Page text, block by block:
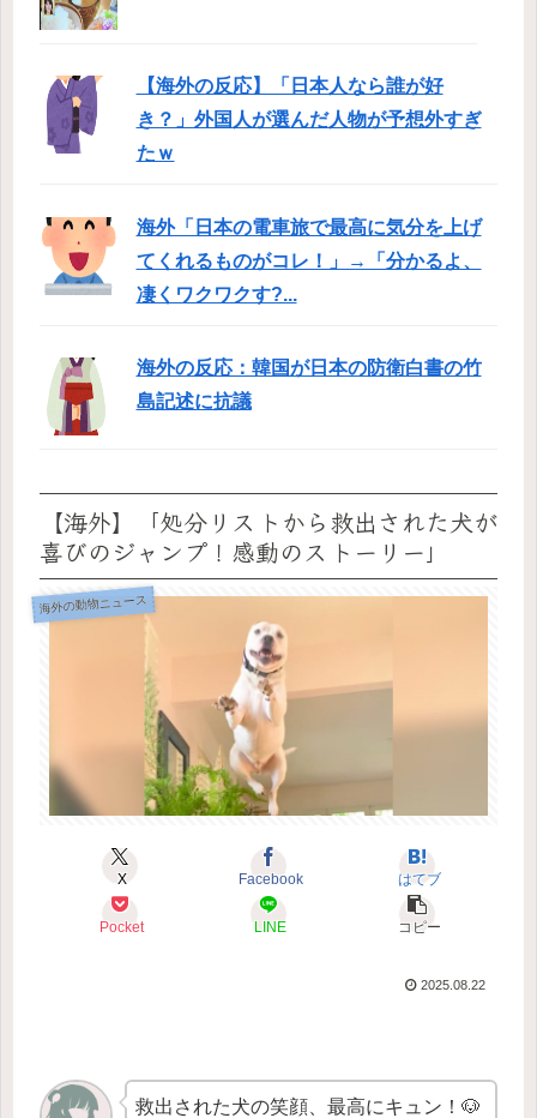
【海外の反応】「日本人なら誰が好
き？」外国人が選んだ人物が予想外すぎ
たｗ
海外「日本の電車旅で最高に気分を上げ
てくれるものがコレ！」→「分かるよ、
凄くワクワクす?...
海外の反応：韓国が日本の防衛白書の竹
島記述に抗議
【海外】「処分リストから救出された犬が
喜びのジャンプ！感動のストーリー」
海外の動物ニュース
X Facebook はてブ
Pocket LINE コピー
2025.08.22
救出された犬の笑顔、最高にキュン！🐶